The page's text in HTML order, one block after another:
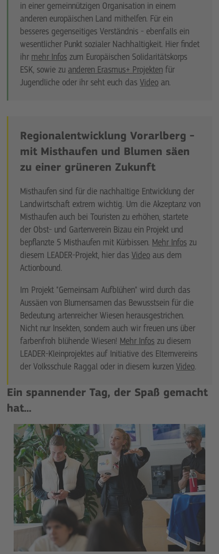
in einer gemeinnützigen Organisation in einem
anderen europäischen Land mithelfen. Für ein
besseres gegenseitiges Verständnis - ebenfalls ein
wesentlicher Punkt sozialer Nachhaltigkeit. Hier findet
ihr mehr Infos zum Europäischen Solidaritätskorps
ESK, sowie zu anderen Erasmus+ Projekten für
Jugendliche oder ihr seht euch das Video an.
Regionalentwicklung Vorarlberg -
mit Misthaufen und Blumen säen
zu einer grüneren Zukunft
Misthaufen sind für die nachhaltige Entwicklung der
Landwirtschaft extrem wichtig. Um die Akzeptanz von
Misthaufen auch bei Touristen zu erhöhen, startete
der Obst- und Gartenverein Bizau ein Projekt und
bepflanzte 5 Misthaufen mit Kürbissen. Mehr Infos zu
diesem LEADER-Projekt, hier das Video aus dem
Actionbound.
Im Projekt "Gemeinsam Aufblühen" wird durch das
Aussäen von Blumensamen das Bewusstsein für die
Bedeutung artenreicher Wiesen herausgestrichen.
Nicht nur Insekten, sondern auch wir freuen uns über
farbenfroh blühende Wiesen! Mehr Infos zu diesem
LEADER-Kleinprojektes auf Initiative des Elternvereins
der Volksschule Raggal oder in diesem kurzen Video.
Ein spannender Tag, der Spaß gemacht
hat...